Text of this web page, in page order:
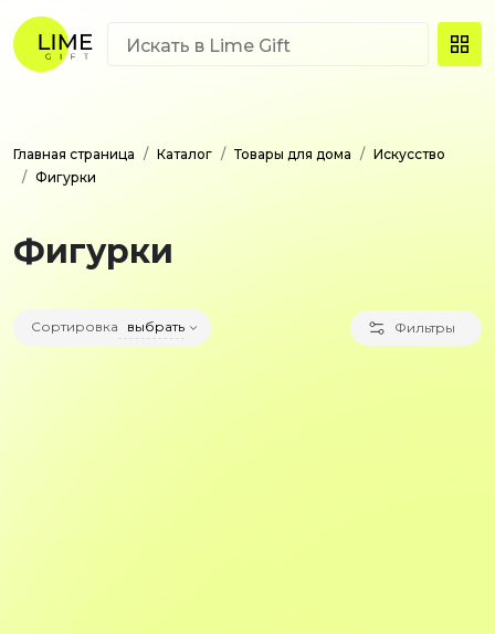
Главная страница Каталог Товары для дома
Искусство
Фигурки
Фигурки
Сортировка выбрать Фильтры